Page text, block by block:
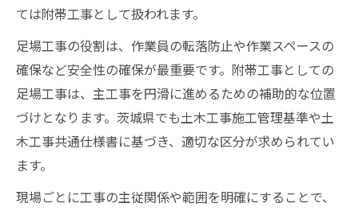
ては附帯工事として扱われます。
足場工事の役割は、作業員の転落防止や作業スペースの
確保など安全性の確保が最重要です。附帯工事としての
足場工事は、主工事を円滑に進めるための補助的な位置
づけとなります。茨城県でも土木工事施工管理基準や土
木工事共通仕様書に基づき、適切な区分が求められてい
ます。
現場ごとに工事の主従関係や範囲を明確にすることで、